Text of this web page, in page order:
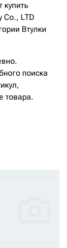
Cо., LTD
Втулки
поиска
товара.